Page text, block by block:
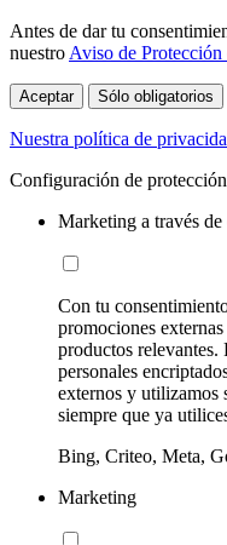
Antes de dar tu
nuestroAviso de Protección
Aceptar Sólo obligatorios
Nuestra política de
Configuración de
Marketing a través
Con tu
promociones
productos relevantes.
personales
externos y utilizamos
siempre que ya
Bing, Criteo, Meta,
Marketing